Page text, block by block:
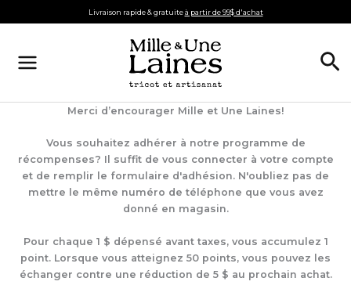
au
Livraison rapide & gratuiteà partir de 99$ d'achat
Merci d’encourager Mille et Une Laines!
Vous souhaitez adhérer à notre programme de
récompenses? Il suffit de vous connecter à votre compte
et de remplir le formulaire d'adhésion. N'oubliez pas de
mettre le même numéro de téléphone que vous avez
donné en magasin.
Pour chaque 1 $ dépensé avant taxes, vous accumulez 1
point. Lorsque vous atteignez 50 points, vous pouvez les
échanger contre une réduction de 5 $ au prochain achat.